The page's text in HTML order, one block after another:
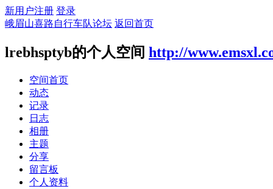
新用户注册 登录
峨眉山喜路自行车队论坛 返回首页
lrebhsptyb的个人空间 http://
空间首页
动态
记录
日志
相册
主题
分享
留言板
个人资料